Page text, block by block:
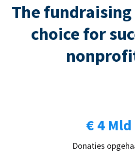
The
choice for
€ 4 Mld
Donaties